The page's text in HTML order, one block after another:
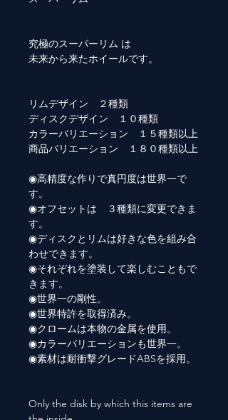
究極のスーパーリム は
未来から来たホイールです。
リムデザイン ２種類
ディスクデザイン １０種類
カラーバリエーション １５種類以上
商品バリエーション １８０種類以上
◉高精度な作りで真円度は世界一で
す。
◉オフセットは ３種類に変更できま
す。
◉ディスクとリムは好きな色を組み合
わせできます。
◉それぞれを塗装して楽しむこともで
きます。
◉世界一の剛性。
◉世界特許を取得済み。
◉クロームは本物の金属を使用。
◉カラーバリエーションも世界一。
◉素材は耐衝撃グレードABSを採用。
Only the disk by which this items are